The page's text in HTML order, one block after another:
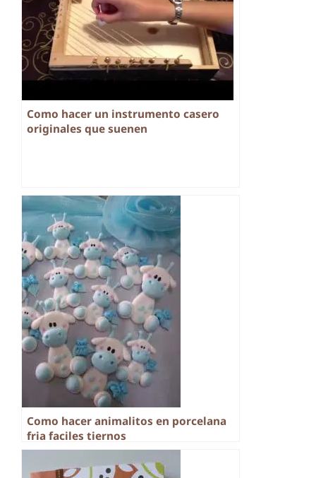
Como hacer un instrumento casero
originales que suenen
Como hacer animalitos en porcelana
fria faciles tiernos